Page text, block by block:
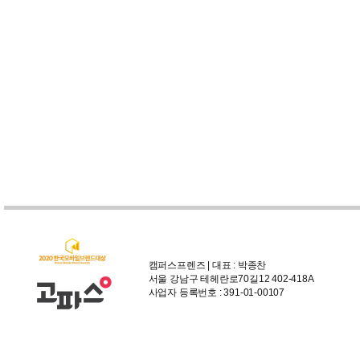
캠퍼스프렌즈 | 대표 : 박종찬
서울 강남구 테헤란로70길12 402-418A
사업자 등록번호 : 391-01-00107